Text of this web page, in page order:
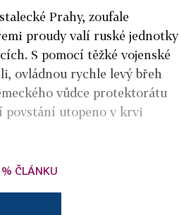
Prahy, zoufale
proudy valí ruské jednotky
S pomocí těžké vojenské
ovládnou rychle levý břeh
vůdce protektorátu
povstání utopeno v krvi
ČLÁNKU